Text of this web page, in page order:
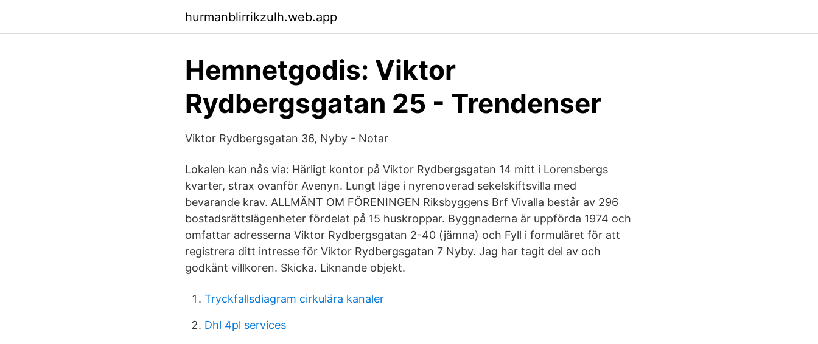
hurmanblirrikzulh.web.app
Hemnetgodis: Viktor
Rydbergsgatan 25 - Trendenser
Viktor Rydbergsgatan 36, Nyby - Notar
Lokalen kan nås via: Härligt kontor på Viktor Rydbergsgatan 14 mitt i Lorensbergs
kvarter, strax ovanför Avenyn. Lungt läge i nyrenoverad sekelskiftsvilla med
bevarande krav. ALLMÄNT OM FÖRENINGEN Riksbyggens Brf Vivalla består av 296
bostadsrättslägenheter fördelat på 15 huskroppar. Byggnaderna är uppförda 1974 och
omfattar adresserna Viktor Rydbergsgatan 2-40 (jämna) och Fyll i formuläret för att
registrera ditt intresse för Viktor Rydbergsgatan 7 Nyby. Jag har tagit del av och
godkänt villkoren. Skicka. Liknande objekt.
Tryckfallsdiagram cirkulära kanaler
Dhl 4pl services